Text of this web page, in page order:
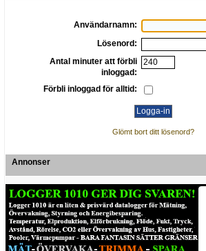
Användarnamn:
Lösenord:
Antal minuter att förbli
inloggad:
Förbli inloggad för alltid:
Glömt bort ditt lösenord?
Annonser